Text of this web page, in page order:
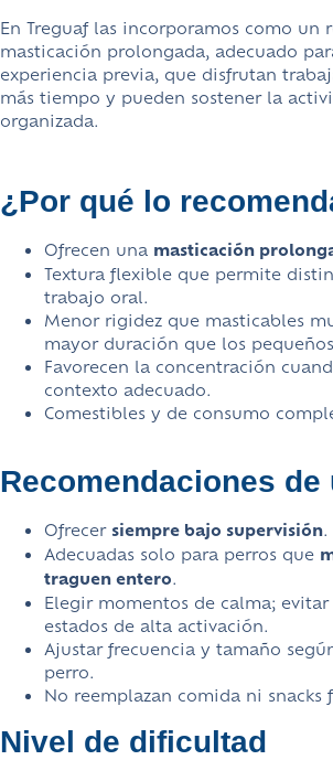
En Treguaf las incorporamos como un
masticación prolongada, adecuado
experiencia previa, que disfrutan
más tiempo y pueden sostener la
organizada.
¿Por qué lo
Ofrecen una masticación
Textura flexible que permite
trabajo oral.
Menor rigidez que masticables
mayor duración que los
Favorecen la concentración
contexto adecuado.
Comestibles y de consumo
Recomendaciones de
Ofrecer siempre bajo supervisión
Adecuadas solo para perros que
traguen entero
Elegir momentos de calma; evitar
estados de alta activación.
Ajustar frecuencia y tamaño
perro.
No reemplazan comida ni snacks
Nivel de dificultad